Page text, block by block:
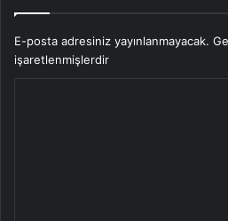
E-posta adresiniz yayınlanmayacak.
işaretlenmişlerdir